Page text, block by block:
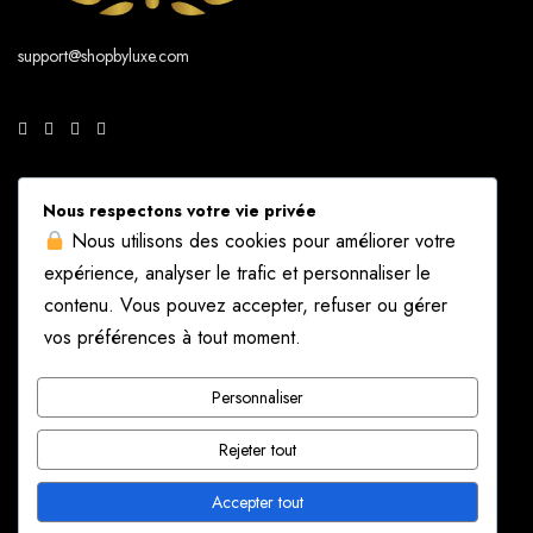
support@shopbyluxe.com
Questions fréquentes
Nous contacter
Conditions d’utilisation
Envoi & livraison
Inscription Newsletter
Suggérer un produit
Paiements sécurisés
Nous respectons votre vie privée
Nous utilisons des cookies pour améliorer votre
expérience, analyser le trafic et personnaliser le
contenu. Vous pouvez accepter, refuser ou gérer
vos préférences à tout moment.
Personnaliser
Rejeter tout
Accepter tout